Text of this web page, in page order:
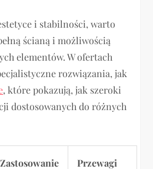
i stabilności, warto
ścianą i możliwością
elementów. W ofertach
rozwiązania, jak
, które pokazują, jak szeroki
dostosowanych do różnych
Zastosowanie Przewagi